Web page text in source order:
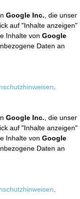
Google Inc. , die unser
auf "Inhalte anzeigen"
Inhalte von Google
Daten an
Google Inc. , die unser
auf "Inhalte anzeigen"
Inhalte von Google
Daten an